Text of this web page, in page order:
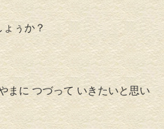
ぅか？
まに つづって いきたいと思い